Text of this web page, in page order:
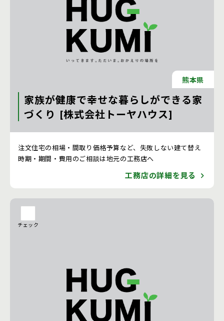
熊本県
家族が健康で幸せな暮らしができる家
づくり [株式会社トーヤハウス]
注文住宅の相場・間取り価格予算など、失敗しない建て替え
時期・期間・費用のご相談は地元の工務店へ
工務店の詳細を見る
チェック